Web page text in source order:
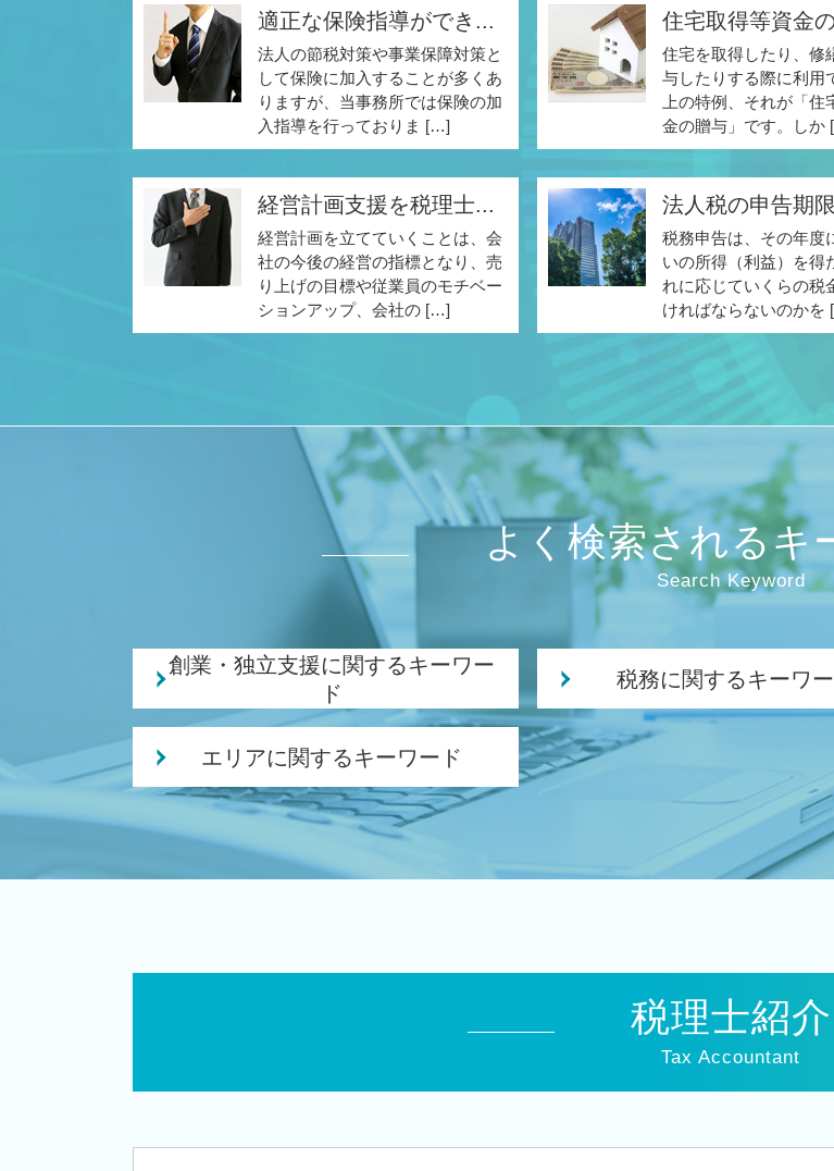
適正な保険指導ができ...
法人の節税対策や事業保障対策と
して保険に加入することが多くあ
りますが、当事務所では保険の加
入指導を行っておりま […]
住宅取得等資金
住宅を取得したり、修
与したりする際に利用
上の特例、それが「住
金の贈与」です。しか
経営計画支援を税理士...
経営計画を立てていくことは、会
社の今後の経営の指標となり、売
り上げの目標や従業員のモチベー
ションアップ、会社の […]
法人税の申告期
税務申告は、その年度
いの所得（利益）を得
れに応じていくらの税
ければならないのかを
よく検索されるキ
Search Keyword
創業・独立支援に関するキーワー
ド
補助金 事業計画
個人事業主 法人化
創業 サポート 事業
個人事業主 法人化 メリット
会社事業 計画書
個人事業主 法人化 デメリット
日本政策金融公庫 創業計画書
税務に関するキーワ
税理士 経営
税務申告
月次 巡回監査
税務 申告書 決算書
相続時精算課税制度 デメリット
税務 確定申告
会社 税務
税務顧問 税理士法人
エリアに関するキーワード
創業支援 税理士 相談 長岡市
会社設立 税理士 相談 聖籠町
会社設立 税理士 相談 胎内市
会社設立 税理士 相談 長岡市
会社設立 税理士 相談 亀田駅
税理士紹介
Tax Accountant